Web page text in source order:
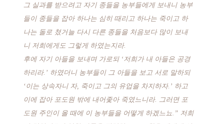
그 실과를 받으려고 자기 종들을 농부들에게 보내니 농부
들이 종들을 잡아 하나는 심히 때리고 하나는 죽이고 하
나는 돌로 쳤거늘 다시 다른 종들을 처음보다 많이 보내
니 저희에게도 그렇게 하였는지라.
후에 자기 아들을 보내며 가로되 ‘저희가 내 아들은 공경
하리라.’ 하였더니 농부들이 그 아들을 보고 서로 말하되
‘이는 상속자니 자, 죽이고 그의 유업을 차지하자.’ 하고
이에 잡아 포도원 밖에 내어좇아 죽였느니라. 그러면 포
도원 주인이 올 때에 이 농부들을 어떻게 하겠느뇨.” 저희